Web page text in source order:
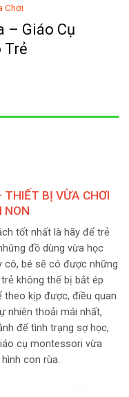
Chơi
– Giáo Cụ
Trẻ
THIẾT BỊ VỪA CHƠI
NON
tốt nhất là hãy để trẻ
đồ dùng vừa học
cô, bé sẽ có được những
không thế bị bắt ép
theo kịp được, điều quan
nhiên thoải mái nhất,
để tình trạng sợ học,
cụ montessori vừa
con rùa.